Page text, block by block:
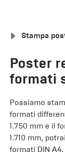
Stampa
Poster
formati
Possiamo
formati
1.750 mm e il
1.710 mm,
formati DIN